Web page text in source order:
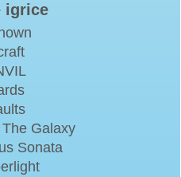
igrice
Galaxy
Sonata